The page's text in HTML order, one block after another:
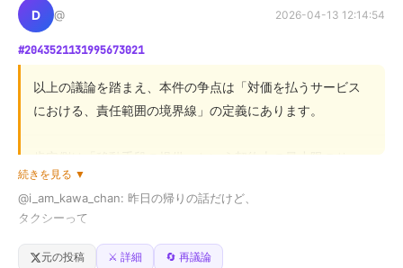
な「科学的アプローチ（習慣の修正）」の複合的な作用が
必要**です。成功するためには、精神的な気づきを土台と
しつつ、医学的根拠に基づいたサポートを組み合わせるこ
とが最も重要であると言えます。
でもある日、
若くして死んだ。
交通事故だった。
まさかあいつが先にいなくなるなんて
1ミリも思ってなかった。
葬式終わって、
いつもの癖でタバコ取り出して
D @ 2026-04-13 12:14:54
#2043521131995673021
以上の議論を踏まえ、本件の争点は「対価を払うサービス
における、責任範囲の境界線」の定義にあります。
肯定側は「移動手段の提供」という契約上の最小限のサー
ビス範囲と、利用客の主体的な行動規範を重視する一方、
否定側は「安全で円滑な移動体験」というサービス提供者
側の配慮義務を主張しています。
続きを見る ▼
@i_am_kawa_chan: 昨日の帰りの話だけど、
タクシーって
荷物を後ろに乗せてくれる運転手と
元の投稿 ⚔️ 詳細 🔄 再議論